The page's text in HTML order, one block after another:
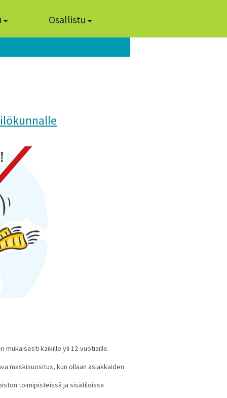
Osallistu
mukaisesti kaikille yli 12-vuotiaille.
maskisuositus, kun ollaan asiakkaiden
toimipisteissä ja sisätiloissa